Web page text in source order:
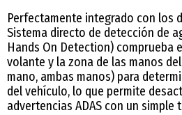
Perfectamente integrado con los
Sistema directo de detección de
Hands On Detection) comprueba
volante y la zona de las manos
mano, ambas manos) para
del vehículo, lo que permite
advertencias ADAS con un simple